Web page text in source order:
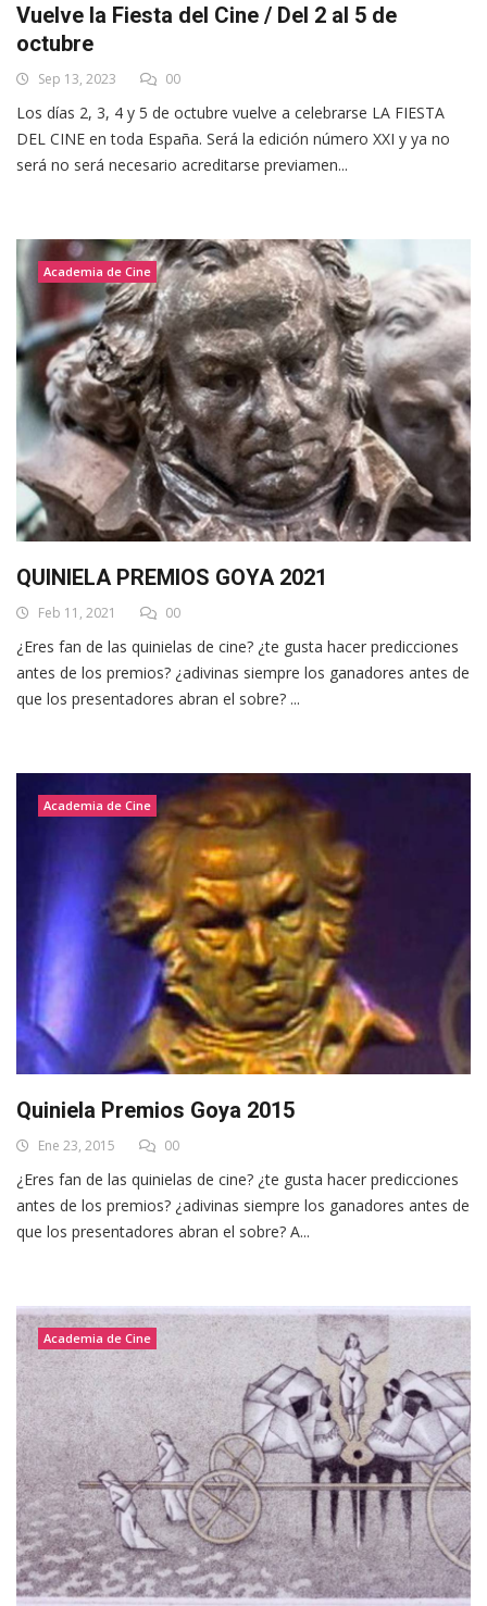
Vuelve la Fiesta del Cine / Del 2 al 5 de
octubre
Sep 13, 2023 00
Los días 2, 3, 4 y 5 de octubre vuelve a celebrarse LA FIESTA
DEL CINE en toda España. Será la edición número XXI y ya no
será no será necesario acreditarse previamen...
Academia de Cine
QUINIELA PREMIOS GOYA 2021
Feb 11, 2021 00
¿Eres fan de las quinielas de cine? ¿te gusta hacer predicciones
antes de los premios? ¿adivinas siempre los ganadores antes de
que los presentadores abran el sobre? ...
Academia de Cine
Quiniela Premios Goya 2015
Ene 23, 2015 00
¿Eres fan de las quinielas de cine? ¿te gusta hacer predicciones
antes de los premios? ¿adivinas siempre los ganadores antes de
que los presentadores abran el sobre? A...
Academia de Cine